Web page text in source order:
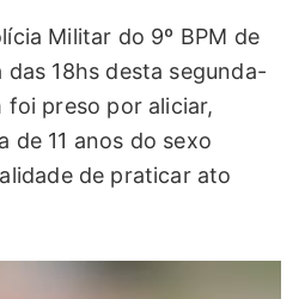
Militar do 9º BPM de
18hs desta segunda-
foi preso por aliciar,
de 11 anos do sexo
de praticar ato